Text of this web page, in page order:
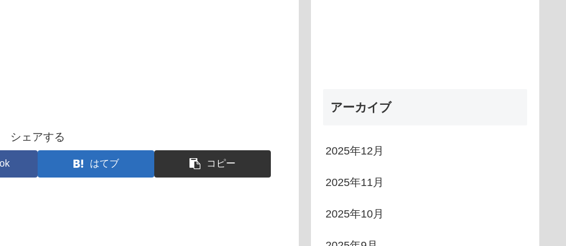
シェアする
はてブ コピー
アーカイブ
2025年12月
2025年11月
2025年10月